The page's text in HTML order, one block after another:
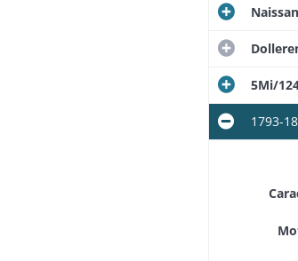
5Mi/
1793-